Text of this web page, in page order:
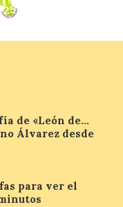
y
de «León de…
Álvarez desde
para ver el